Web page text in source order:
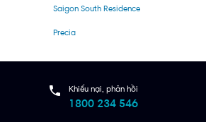
Saigon South Residence
Precia
Khiếu nại, phản hồi
1800 234 546